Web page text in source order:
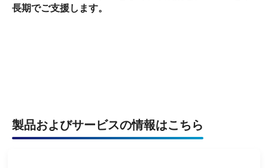
長期でご支援します。
製品およびサービスの情報はこちら